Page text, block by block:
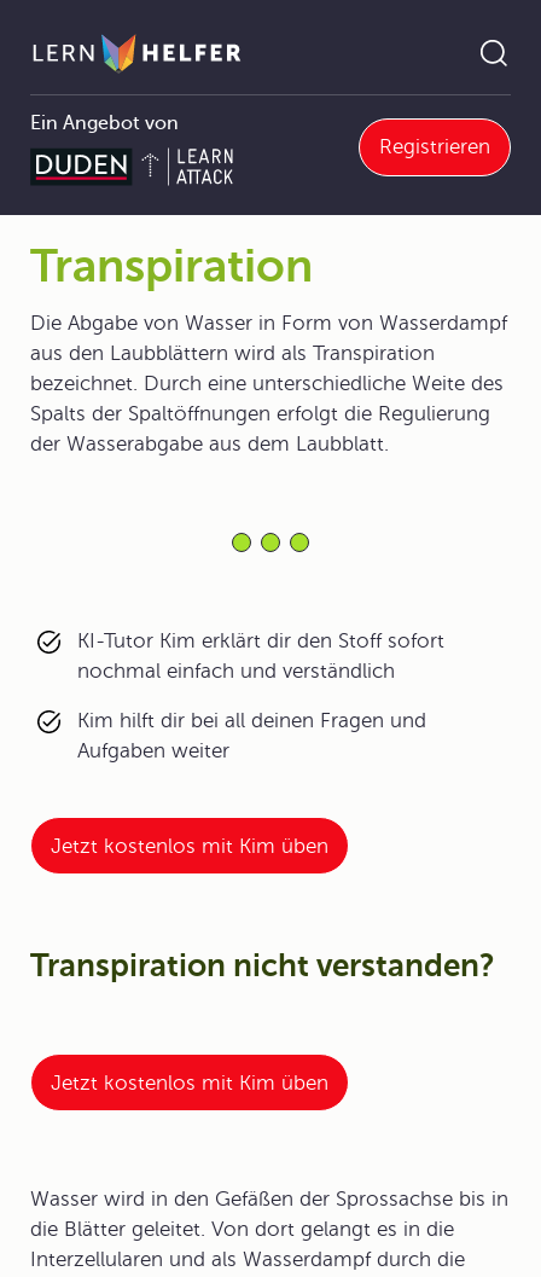
Ein Angebot von
Registrieren
Pfadnavigation
Biologie 4 Ausgewählte Lebensprozesse 4.1 Stoff- und Energiewechsel bei Organismen Transpiration
Transpiration
Die Abgabe von Wasser in Form von Wasserdampf
aus den Laubblättern wird als Transpiration
bezeichnet. Durch eine unterschiedliche Weite des
Spalts der Spaltöffnungen erfolgt die Regulierung
der Wasserabgabe aus dem Laubblatt.
KI-Tutor Kim erklärt dir den Stoff sofort
nochmal einfach und verständlich
Kim hilft dir bei all deinen Fragen und
Aufgaben weiter
Jetzt kostenlos mit Kim üben
Transpiration nicht verstanden?
Jetzt kostenlos mit Kim üben
Wasser wird in den Gefäßen der Sprossachse bis in
die Blätter geleitet. Von dort gelangt es in die
Interzellularen und als Wasserdampf durch die